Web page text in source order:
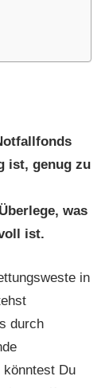
ist, genug zu
was
ist.
in
durch
könntest Du